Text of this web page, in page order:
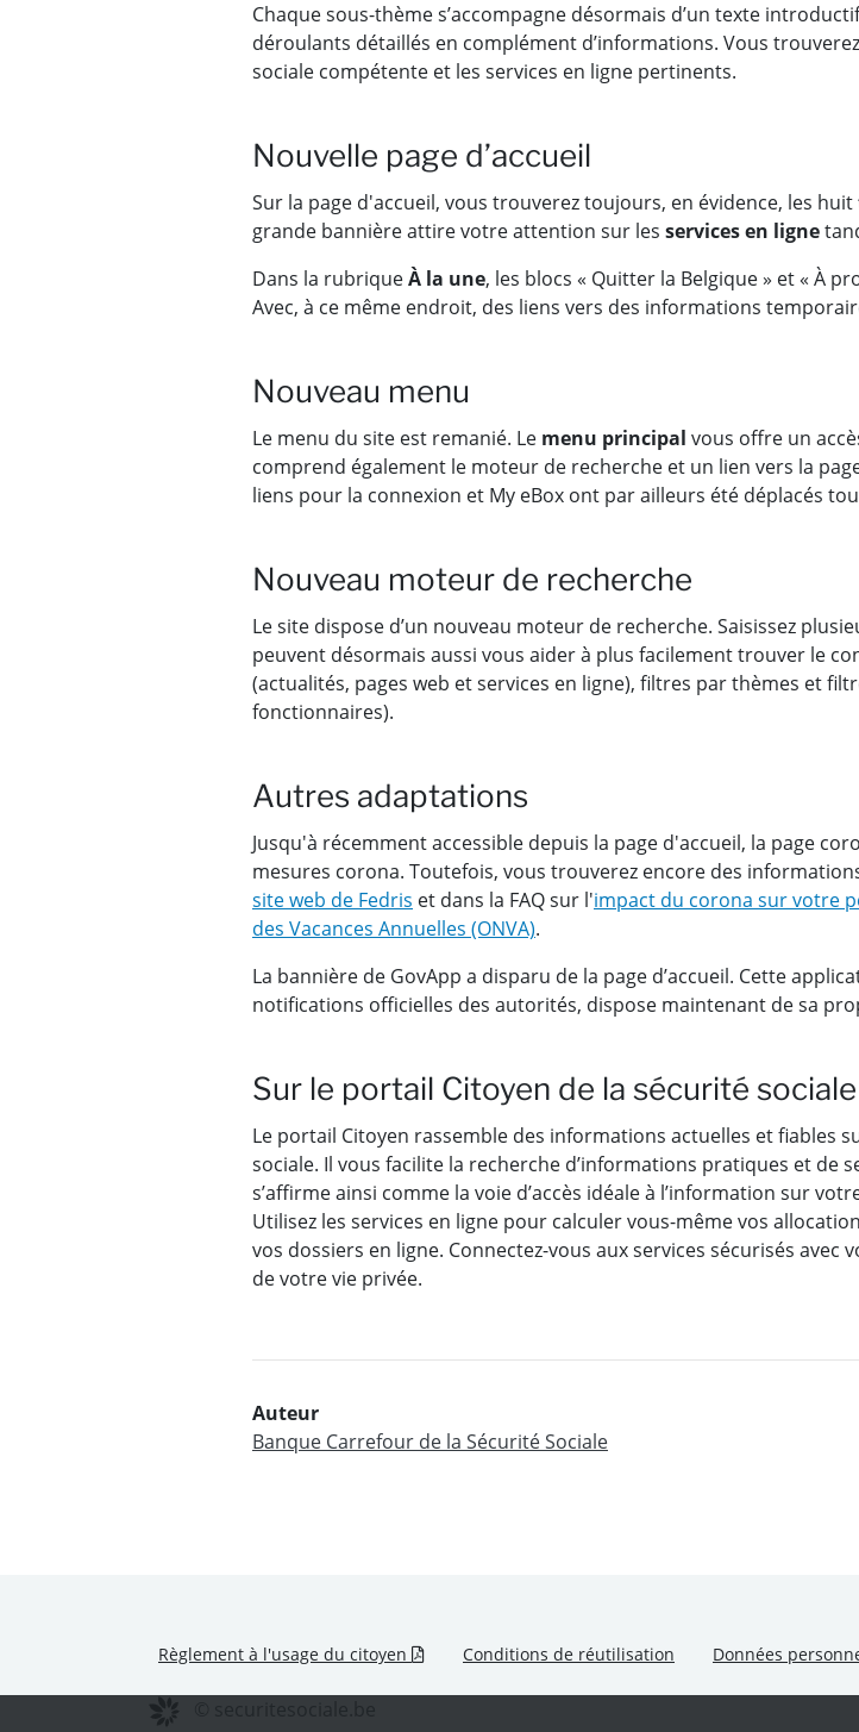
Chaque sous-thème s’accompagne désormais d’un texte
déroulants détaillés en complément d’informations. Vous
sociale compétente et les services en ligne pertinents.
Nouvelle page d’accueil
Sur la page d'accueil, vous trouverez toujours, en évidence, les huit
grande bannière attire votre attention sur les services en ligne
Dans la rubriqueÀ la une, les blocs « Quitter la Belgique » et « À
Avec, à ce même endroit, des liens vers des informations
Nouveau menu
Le menu du site est remanié. Le menu principal vous offre un
comprend également le moteur de recherche et un lien vers la
liens pour la connexion et My eBox ont par ailleurs été déplacés
Nouveau moteur de recherche
Le site dispose d’un nouveau moteur de recherche. Saisissez
peuvent désormais aussi vous aider à plus facilement trouver le
(actualités, pages web et services en ligne), filtres par thèmes et
fonctionnaires).
Autres adaptations
Jusqu'à récemment accessible depuis la page d'accueil, la page
mesures corona. Toutefois, vous trouverez encore des
site web de Fedris et dans la FAQ sur l'impact du corona sur votre
des Vacances Annuelles (ONVA).
La bannière de GovApp a disparu de la page d’accueil. Cette
notifications officielles des autorités, dispose maintenant de sa
Sur le portail Citoyen de la sécurité sociale
Le portail Citoyen rassemble des informations actuelles et fiables
sociale. Il vous facilite la recherche d’informations pratiques et de
s’affirme ainsi comme la voie d’accès idéale à l’information sur
Utilisez les services en ligne pour calculer vous-même vos
vos dossiers en ligne. Connectez-vous aux services sécurisés
de votre vie privée.
Auteur
Banque Carrefour de la Sécurité Sociale
Règlement à l'usage du citoyen .pdf - Nouvelle fenêtre
Conditions de réutilisation Données